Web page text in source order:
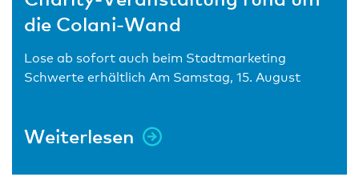
die Colani-Wand
Lose ab sofort auch beim Stadtmarketing
Schwerte erhältlich Am Samstag, 15. August
Weiterlesen